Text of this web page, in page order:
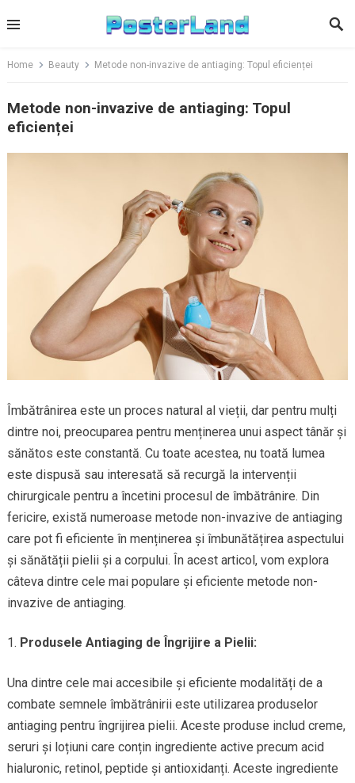
to
Home Beauty Metode non-invazive de antiaging: Topul eficienței
Metode non-invazive de antiaging: Topul
eficienței
Îmbătrânirea este un proces natural al vieții, dar pentru mulți
dintre noi, preocuparea pentru menținerea unui aspect tânăr și
sănătos este constantă. Cu toate acestea, nu toată lumea
este dispusă sau interesată să recurgă la intervenții
chirurgicale pentru a încetini procesul de îmbătrânire. Din
fericire, există numeroase metode non-invazive de antiaging
care pot fi eficiente în menținerea și îmbunătățirea aspectului
și sănătății pielii și a corpului. În acest articol, vom explora
câteva dintre cele mai populare și eficiente metode non-
invazive de antiaging.
Produsele Antiaging de Îngrijire a Pielii:
Una dintre cele mai accesibile și eficiente modalități de a
combate semnele îmbătrânirii este utilizarea produselor
antiaging pentru îngrijirea pielii. Aceste produse includ creme,
seruri și loțiuni care conțin ingrediente active precum acid
hialuronic, retinol, peptide și antioxidanți. Aceste ingrediente